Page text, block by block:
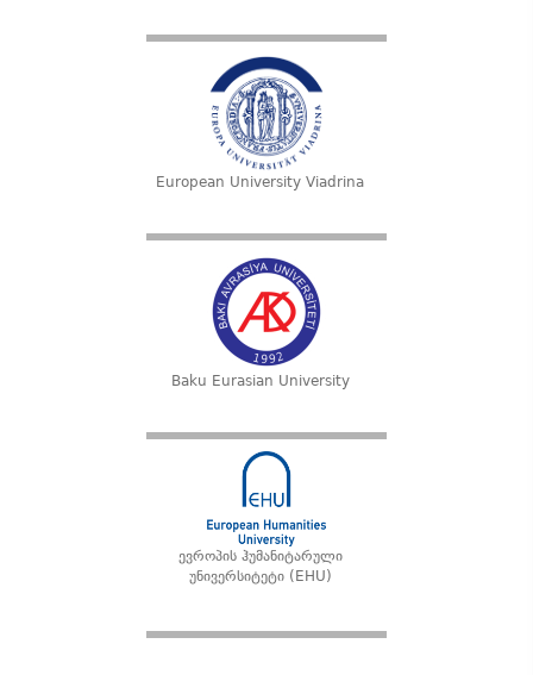
European University Viadrina
Baku Eurasian University
ევროპის ჰუმანიტარული
უნივერსიტეტი (EHU)